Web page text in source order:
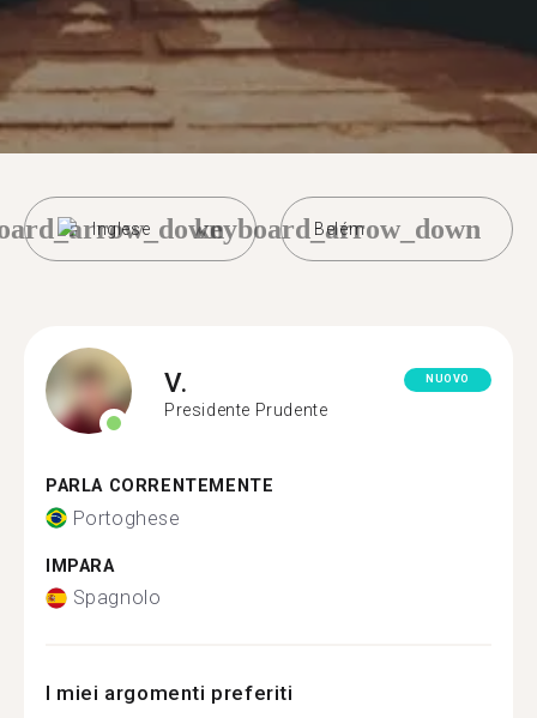
Inglese Belém
keyboard_arrow_down
V.
Presidente Prudente
NUOVO
PARLA CORRENTEMENTE
Portoghese
IMPARA
Spagnolo
I miei argomenti preferiti